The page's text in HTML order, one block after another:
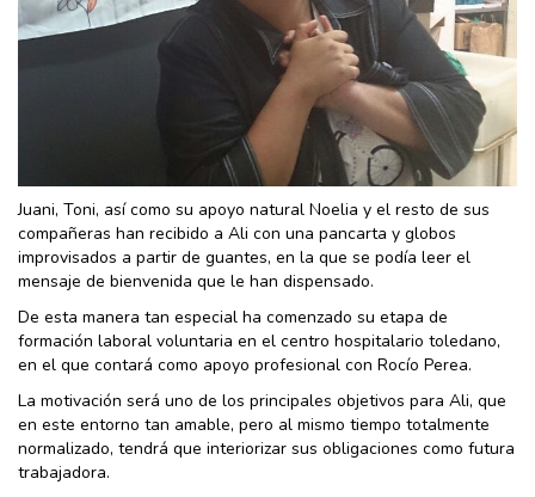
Juani, Toni, así como su apoyo natural Noelia y el resto de sus
compañeras han recibido a Ali con una pancarta y globos
improvisados a partir de guantes, en la que se podía leer el
mensaje de bienvenida que le han dispensado.
De esta manera tan especial ha comenzado su etapa de
formación laboral voluntaria en el centro hospitalario toledano,
en el que contará como apoyo profesional con Rocío Perea.
La motivación será uno de los principales objetivos para Ali, que
en este entorno tan amable, pero al mismo tiempo totalmente
normalizado, tendrá que interiorizar sus obligaciones como futura
trabajadora.